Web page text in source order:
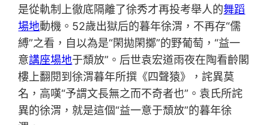
是從軌制上徹底隔離了徐秀才再投考舉人的舞蹈
場地動機。52歲出獄后的暮年徐渭，不再存“儒
縛”之看，自以為是“閑拋閑擲”的野葡萄，“益一
意講座場地于頹放”。后世袁宏道雨夜在陶看齡閣
樓上翻閱到徐渭暮年所撰《四聲猿》，詫異莫
名，高嘆“予謂文長無之而不奇者也”。袁氏所詫
異的徐渭，就是這個“益一意于頹放”的暮年徐